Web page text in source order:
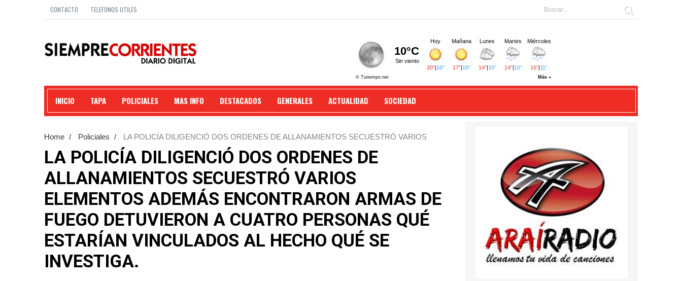
CONTACTO TELEFONOS UTILES
INICIO TAPA POLICIALES MAS INFO DESTACADOS GENERALES ACTUALIDAD SOCIEDAD
Home / Policiales /
LA POLICÍA DILIGENCIÓ DOS ORDENES DE ALLANAMIENTOS SECUESTRÓ VARIOS
ELEMENTOS ADEMÁS ENCONTRARON ARMAS DE FUEGO DETUVIERON A CUATRO PERSONAS QUÉ
ESTARÍAN VINCULADOS AL HECHO QUÉ SE INVESTIGA.
LA POLICÍA DILIGENCIÓ DOS ORDENES DE
ALLANAMIENTOS SECUESTRÓ VARIOS
ELEMENTOS ADEMÁS ENCONTRARON ARMAS DE
FUEGO DETUVIERON A CUATRO PERSONAS QUÉ
ESTARÍAN VINCULADOS AL HECHO QUÉ SE
INVESTIGA.